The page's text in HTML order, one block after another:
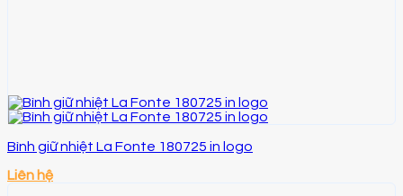
Bình giữ nhiệt La Fonte 180725 in logo
Liên hệ